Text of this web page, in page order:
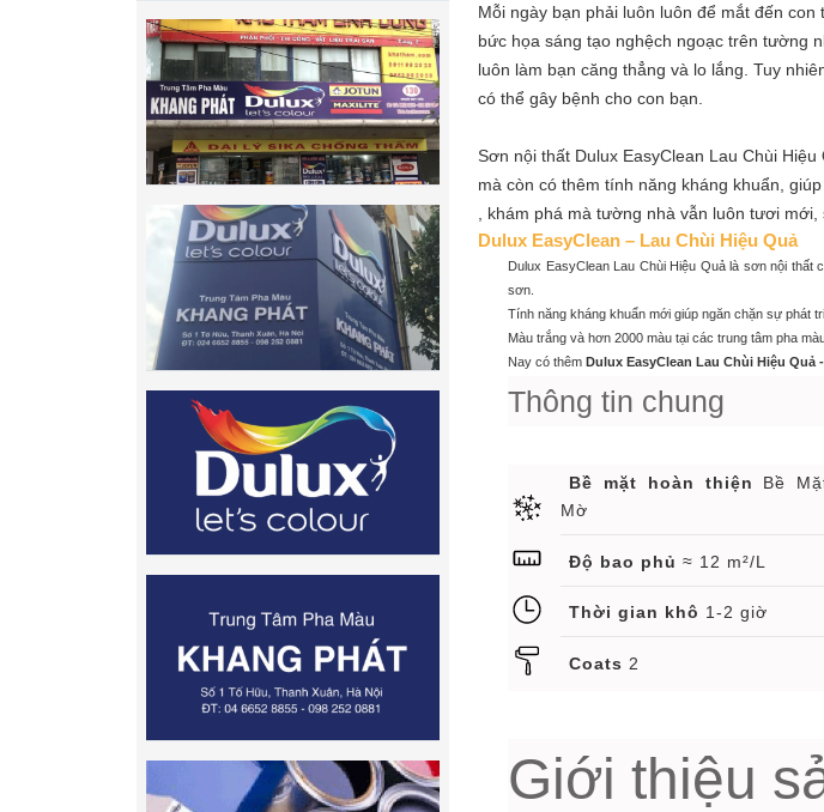
Mỗi ngày bạn phải luôn luôn để mắt đến
bức họa sáng tạo nghệch ngoạc trên tường
luôn làm bạn căng thẳng và lo lắng. Tuy
có thể gây bệnh cho con bạn.
Sơn nội thất Dulux EasyClean Lau Chùi
mà còn có thêm tính năng kháng khuẩn,
, khám phá mà tường nhà vẫn luôn tươi mới,
Dulux EasyClean – Lau Chùi Hiệu Quả
Dulux EasyClean Lau Chùi Hiệu Quả là sơn nội
sơn.
Tính năng kháng khuẩn mới giúp ngăn chặn sự phát
Màu trắng và hơn 2000 màu tại các trung tâm pha
Nay có thêm Dulux EasyClean Lau Chùi Hiệu Quả
Thông tin chung
Bề mặt hoàn thiện Bề
Mờ
Độ bao phủ ≈ 12 m²/L
Thời gian khô 1-2 giờ
Coats 2
Giới thiệu